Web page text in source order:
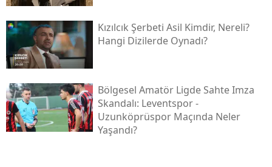
Kızılcık Şerbeti Asil Kimdir, Nereli?
Hangi Dizilerde Oynadı?
Bölgesel Amatör Ligde Sahte Imza
Skandalı: Leventspor -
Uzunköprüspor Maçında Neler
Yaşandı?